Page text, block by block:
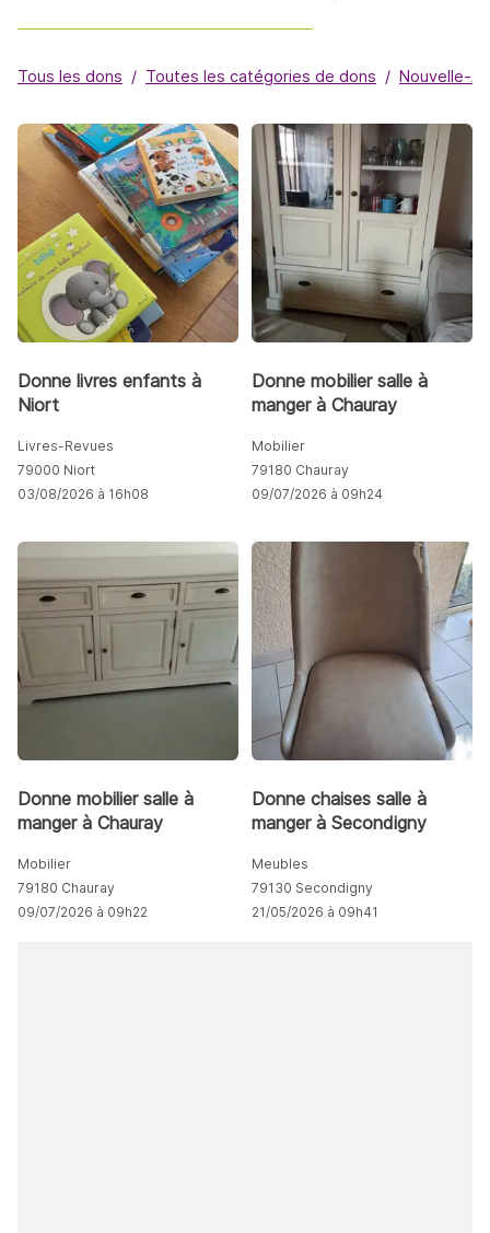
Tous les dons Toutes les catégories de dons Nouvelle-
Donne livres enfants à
Niort
Livres-Revues
79000 Niort
03/08/2026 à 16h08
Donne mobilier salle à
manger à Chauray
Mobilier
79180 Chauray
09/07/2026 à 09h24
Donne mobilier salle à
manger à Chauray
Mobilier
79180 Chauray
09/07/2026 à 09h22
Donne chaises salle à
manger à Secondigny
Meubles
79130 Secondigny
21/05/2026 à 09h41